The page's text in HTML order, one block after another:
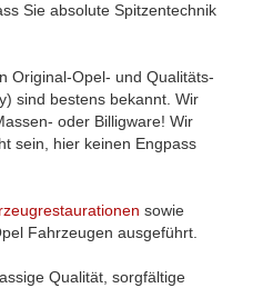
Sie absolute Spitzentechnik
Original-Opel- und Qualitäts-
sind bestens bekannt. Wir
oder Billigware! Wir
sein, hier keinen Engpass
sowie
Fahrzeugen ausgeführt.
Qualität, sorgfältige